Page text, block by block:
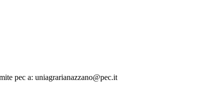
pec a: uniagrarianazzano@pec.it